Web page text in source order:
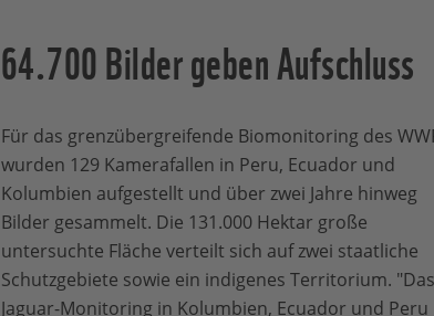
64.700 Bilder geben Aufschluss
Für das grenzübergreifende Biomonitoring des
wurden 129 Kamerafallen in Peru, Ecuador und
Kolumbien aufgestellt und über zwei Jahre hinweg
Bilder gesammelt. Die 131.000 Hektar große
untersuchte Fläche verteilt sich auf zwei staatliche
Schutzgebiete sowie ein indigenes Territorium. "Das
Jaguar-Monitoring in Kolumbien, Ecuador und Peru